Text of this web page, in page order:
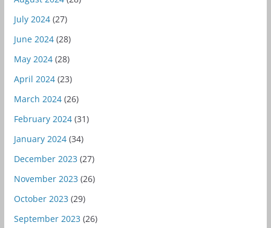
July 2024(27)
June 2024(28)
May 2024(28)
April 2024(23)
March 2024(26)
February 2024(31)
January 2024(34)
December 2023 (27)
November 2023 (26)
October 2023 (29)
September 2023 (26)